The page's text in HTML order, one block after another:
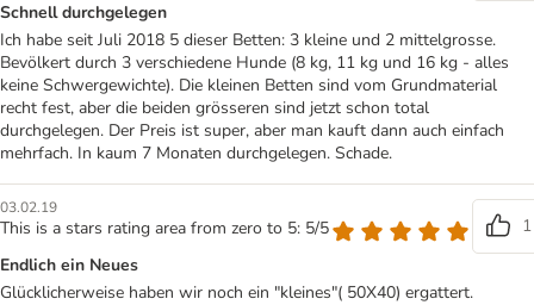
Schnell durchgelegen
Ich habe seit Juli 2018 5 dieser Betten: 3 kleine und 2 mittelgrosse.
Bevölkert durch 3 verschiedene Hunde (8 kg, 11 kg und 16 kg - alles
keine Schwergewichte). Die kleinen Betten sind vom Grundmaterial
recht fest, aber die beiden grösseren sind jetzt schon total
durchgelegen. Der Preis ist super, aber man kauft dann auch einfach
mehrfach. In kaum 7 Monaten durchgelegen. Schade.
03.02.19
This is a stars rating area from zero to 5: 5/5
1
Endlich ein Neues
Glücklicherweise haben wir noch ein "kleines"( 50X40) ergattert.